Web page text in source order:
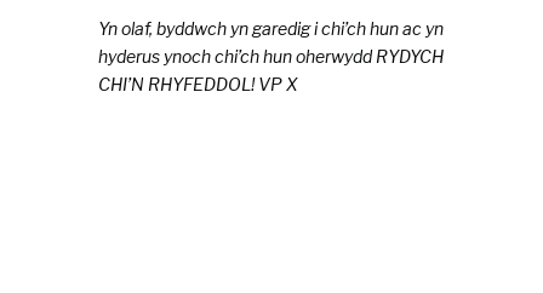
Yn olaf, byddwch yn garedig i chi’ch hun ac yn
hyderus ynoch chi’ch hun oherwydd RYDYCH
CHI’N RHYFEDDOL! VP X